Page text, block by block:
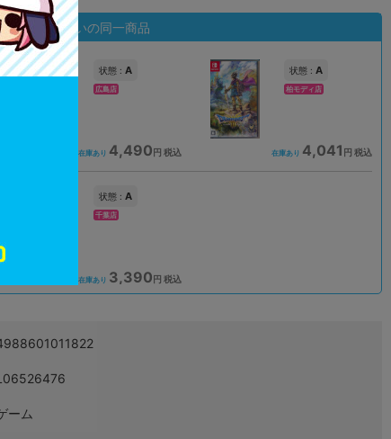
状態違いの同一商品
状態 : A
広島店
在庫あり 4,490 円 税込
状態 : A
柏モディ店
在庫あり 4,041 円 税込
状態 : A
千葉店
在庫あり 3,390円 税込
ーム